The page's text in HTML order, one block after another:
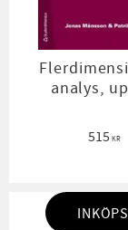
analys,
515 KR